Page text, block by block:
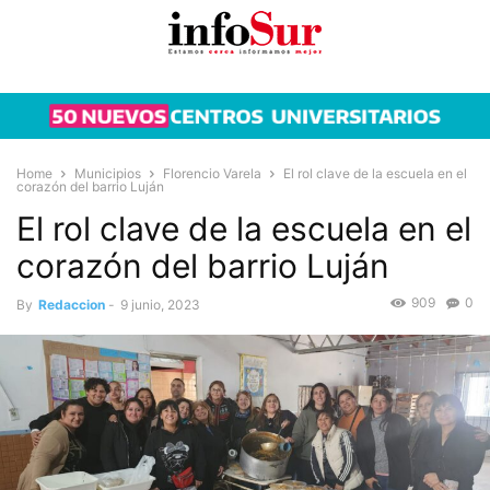
Home Municipios Florencio Varela
El rol clave de la escuela en el
corazón del barrio Luján
El rol clave de la escuela en el
corazón del barrio Luján
By Redaccion - 9 junio, 2023 0
909